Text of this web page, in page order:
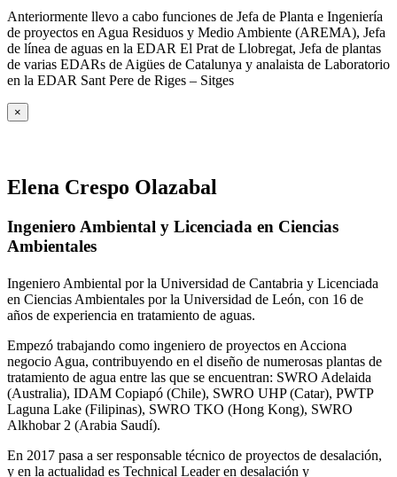
Anteriormente llevo a cabo funciones de Jefa de Planta e Ingeniería
de proyectos en Agua Residuos y Medio Ambiente (AREMA), Jefa
de línea de aguas en la EDAR El Prat de Llobregat, Jefa de plantas
de varias EDARs de Aigües de Catalunya y analaista de Laboratorio
en la EDAR Sant Pere de Riges – Sitges
×
Elena Crespo Olazabal
Ingeniero Ambiental y Licenciada en Ciencias
Ambientales
Ingeniero Ambiental por la Universidad de Cantabria y Licenciada
en Ciencias Ambientales por la Universidad de León, con 16 de
años de experiencia en tratamiento de aguas.
Empezó trabajando como ingeniero de proyectos en Acciona
negocio Agua, contribuyendo en el diseño de numerosas plantas de
tratamiento de agua entre las que se encuentran: SWRO Adelaida
(Australia), IDAM Copiapó (Chile), SWRO UHP (Catar), PWTP
Laguna Lake (Filipinas), SWRO TKO (Hong Kong), SWRO
Alkhobar 2 (Arabia Saudí).
En 2017 pasa a ser responsable técnico de proyectos de desalación,
y en la actualidad es Technical Leader en desalación y